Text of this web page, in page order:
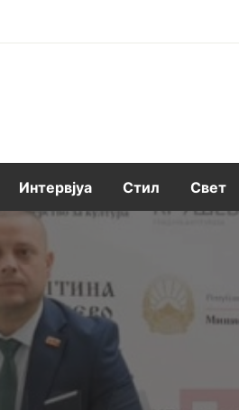
Интервјуа Стил Свет